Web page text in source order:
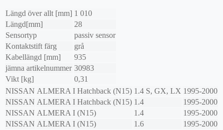
Längd över allt [mm] 1 010
Längd[mm]
28
Sensortyp
passiv sensor
Kontaktstift färg
grå
Kabellängd [mm]
935
jämna artikelnummer 30983
Vikt [kg]
0,31
NISSAN ALMERA I Hatchback (N15) 1.4 S, GX, LX 1995-2000
NISSAN ALMERA I Hatchback (N15) 1.4
1995-2000
NISSAN ALMERA I (N15) 1.4
1995-2000
NISSAN ALMERA I (N15) 1.6
1995-2000